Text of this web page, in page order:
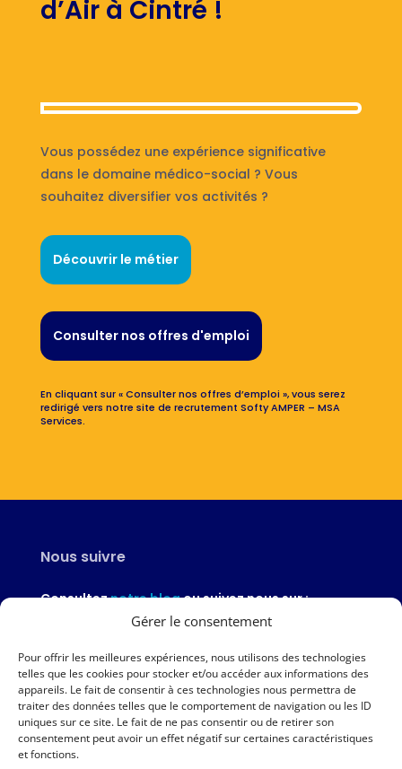
Gérer le consentement
Pour offrir les meilleures expériences, nous utilisons des technologies
telles que les cookies pour stocker et/ou accéder aux informations des
appareils. Le fait de consentir à ces technologies nous permettra de
traiter des données telles que le comportement de navigation ou les ID
uniques sur ce site. Le fait de ne pas consentir ou de retirer son
consentement peut avoir un effet négatif sur certaines caractéristiques
et fonctions.
d’Air à Cintré !
Vous possédez une expérience significative
dans le domaine médico-social ? Vous
souhaitez diversifier vos activités ?
Découvrir le métier
Consulter nos offres d'emploi
En cliquant sur « Consulter nos offres d’emploi », vous serez
redirigé vers notre site de recrutement Softy AMPER – MSA
Services.
Nous suivre
Consulteznotre blogou suivez nous sur :
Nous contacter
02 97 46 51 97